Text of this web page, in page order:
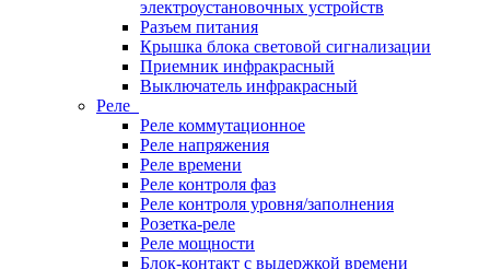
электроустановочных устройств
Разъем питания
Крышка блока световой сигнализации
Приемник инфракрасный
Выключатель инфракрасный
Реле
Реле коммутационное
Реле напряжения
Реле времени
Реле контроля фаз
Реле контроля уровня/заполнения
Розетка-реле
Реле мощности
Блок-контакт с выдержкой времени